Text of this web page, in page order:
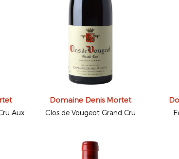
Aux
Domaine Denis Mortet
Clos de Vougeot Grand Cru